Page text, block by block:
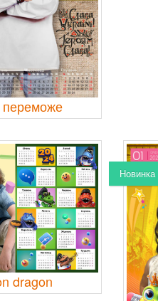
переможе
dragon
Новинка